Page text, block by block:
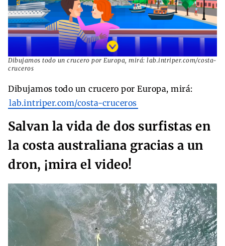
Dibujamos todo un crucero por Europa, mirá: lab.intriper.com/costa-
cruceros
Dibujamos todo un crucero por Europa, mirá:
lab.intriper.com/costa-cruceros
Salvan la vida de dos surfistas en
la costa australiana gracias a un
dron, ¡mira el video!